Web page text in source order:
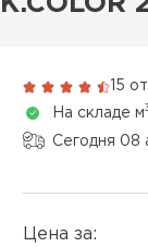
15
На складе м
Сегодня 08
Цена за: